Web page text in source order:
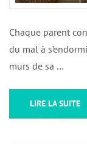
Chaque parent
du mal à
murs de sa …
LIRE LA SUITE